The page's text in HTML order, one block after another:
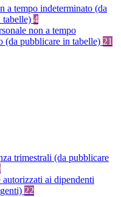
a tempo indeterminato (da
tabelle) 4
non a tempo
(da pubblicare in tabelle) 21
trimestrali (da pubblicare
ai dipendenti
22